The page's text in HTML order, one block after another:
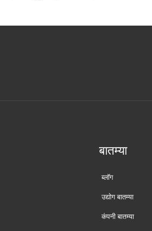
बातम्या
ब्लॉग
उद्योग बातम्या
कंपनी बातम्या